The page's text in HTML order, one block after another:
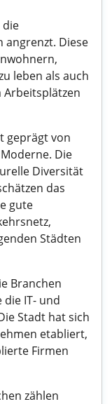
Diese
leben als auch
Arbeitsplätzen
geprägt von
Die
Diversität
das
gute
Städten
Branchen
IT- und
Stadt hat sich
etabliert,
Firmen
zählen